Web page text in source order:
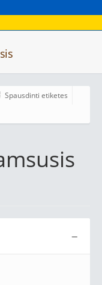
Spausdinti etiketes
−